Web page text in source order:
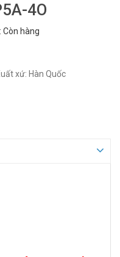
4O
: Còn hàng
xứ: Hàn Quốc